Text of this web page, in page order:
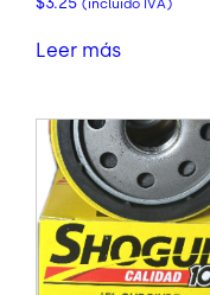
(incluido IVA)
Leer más